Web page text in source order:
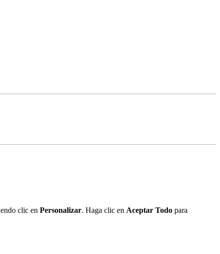
clic en Personalizar. Haga clic en Aceptar Todo para